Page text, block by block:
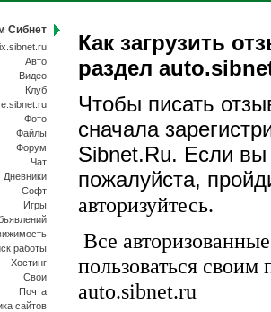
Сибнет
Авто
Видео
Клуб
Фото
Файлы
Форум
Чат
Дневники
Софт
Игры
работы
Хостинг
Свои
Почта
сайтов
Как загрузить
раздел
Чтобы писать
сначала
Sibnet.Ru. Если вы
пожалуйста,
авторизуйтесь.
Все
пользоваться
auto.sibnet.ru